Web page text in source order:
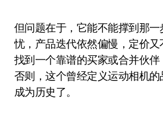
但问题在于，它能不能撑到那
忧，产品迭代依然偏慢，定价
找到一个靠谱的买家或合并伙伴
否则，这个曾经定义运动相机
成为历史了。